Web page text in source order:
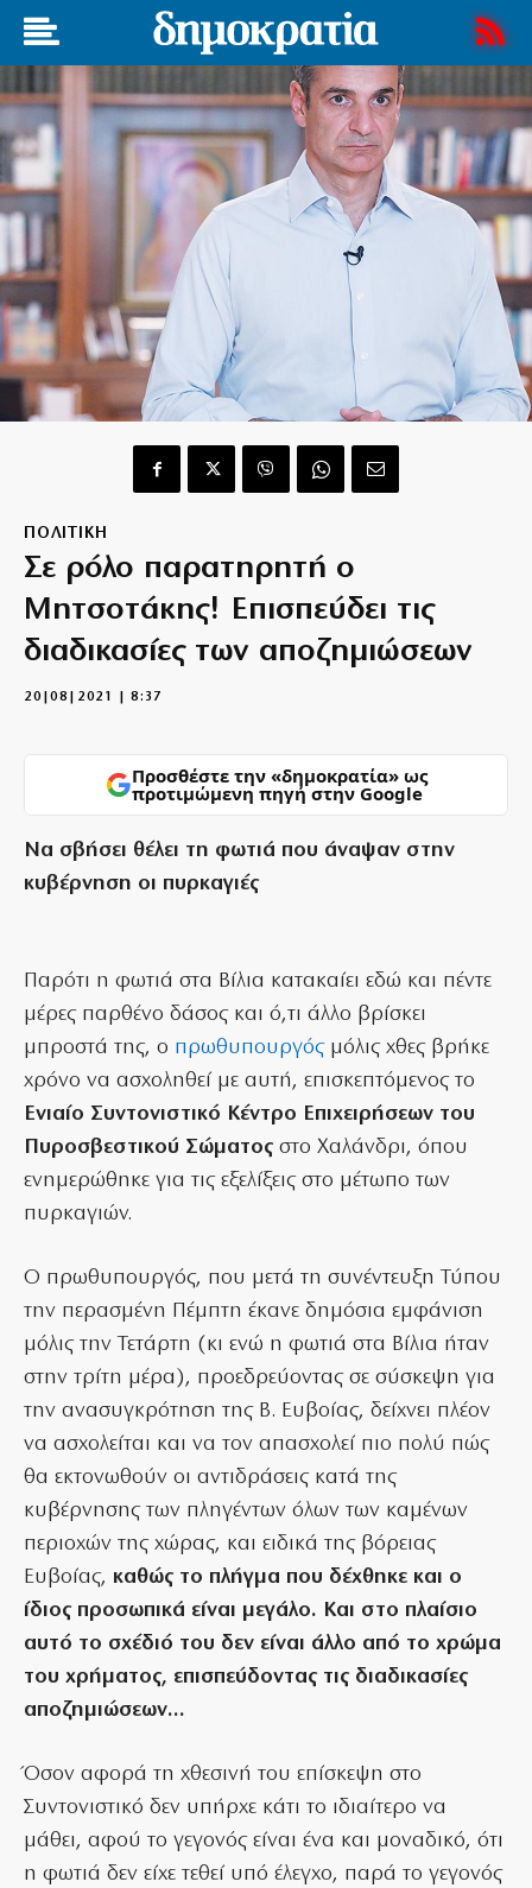
ΠΟΛΙΤΙΚΗ
Σε ρόλο παρατηρητή ο
Μητσοτάκης! Επισπεύδει τις
διαδικασίες των αποζημιώσεων
20|08|2021 | 8:37
Προσθέστε την «δημοκρατία» ως
προτιμώμενη πηγή στην Google
Να σβήσει θέλει τη φωτιά που άναψαν στην
κυβέρνηση οι πυρκαγιές
Παρότι η φωτιά στα Βίλια κατακαίει εδώ και πέντε
μέρες παρθένο δάσος και ό,τι άλλο βρίσκει
μπροστά της, ο πρωθυπουργόςμόλις χθες βρήκε
χρόνο να ασχοληθεί με αυτή, επισκεπτόμενος το
Ενιαίο Συντονιστικό Κέντρο Επιχειρήσεων του
Πυροσβεστικού Σώματος στο Χαλάνδρι, όπου
ενημερώθηκε για τις εξελίξεις στο μέτωπο των
πυρκαγιών.
Ο πρωθυπουργός, που μετά τη συνέντευξη Τύπου
την περασμένη Πέμπτη έκανε δημόσια εμφάνιση
μόλις την Τετάρτη (κι ενώ η φωτιά στα Βίλια ήταν
στην τρίτη μέρα), προεδρεύοντας σε σύσκεψη για
την ανασυγκρότηση της Β. Ευβοίας, δείχνει πλέον
να ασχολείται και να τον απασχολεί πιο πολύ πώς
θα εκτονωθούν οι αντιδράσεις κατά της
κυβέρνησης των πληγέντων όλων των καμένων
περιοχών της χώρας, και ειδικά της βόρειας
Ευβοίας, καθώς το πλήγμα που δέχθηκε και ο
ίδιος προσωπικά είναι μεγάλο. Και στο πλαίσιο
αυτό το σχέδιό του δεν είναι άλλο από το χρώμα
του χρήματος, επισπεύδοντας τις διαδικασίες
αποζημιώσεων…
Όσον αφορά τη χθεσινή του επίσκεψη στο
Συντονιστικό δεν υπήρχε κάτι το ιδιαίτερο να
μάθει, αφού το γεγονός είναι ένα και μοναδικό, ότι
η φωτιά δεν είχε τεθεί υπό έλεγχο, παρά το γεγονός